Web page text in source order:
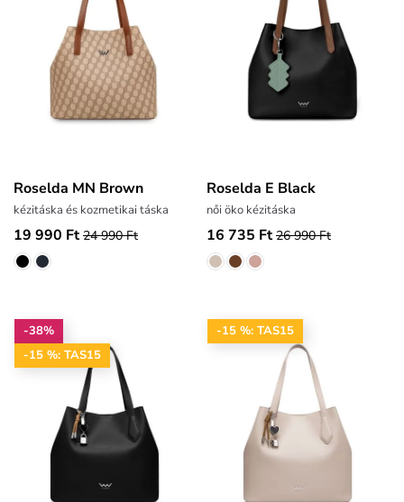
Roselda MN Brown
kézitáska és kozmetikai táska
19 990 Ft 24 990 Ft
Roselda E Black
női öko kézitáska
16 735 Ft 26 990 Ft
-38%
-15 %: TAS15
-15 %: TAS15